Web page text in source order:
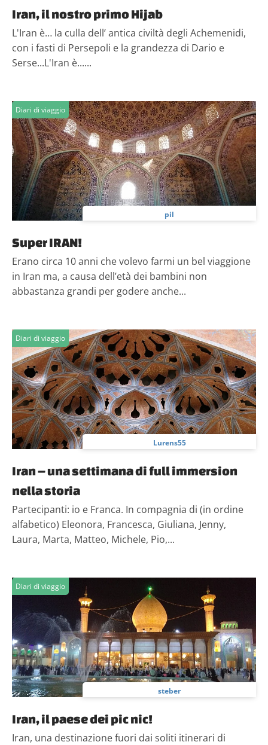
Iran, il nostro primo Hijab
L'Iran è… la culla dell’ antica civiltà degli Achemenidi,
con i fasti di Persepoli e la grandezza di Dario e
Serse...L'Iran è......
Diari di viaggio
pil
Super IRAN!
Erano circa 10 anni che volevo farmi un bel viaggione
in Iran ma, a causa dell’età dei bambini non
abbastanza grandi per godere anche...
Diari di viaggio
Lurens55
Iran – una settimana di full immersion
nella storia
Partecipanti: io e Franca. In compagnia di (in ordine
alfabetico) Eleonora, Francesca, Giuliana, Jenny,
Laura, Marta, Matteo, Michele, Pio,...
Diari di viaggio
steber
Iran, il paese dei pic nic!
Iran, una destinazione fuori dai soliti itinerari di